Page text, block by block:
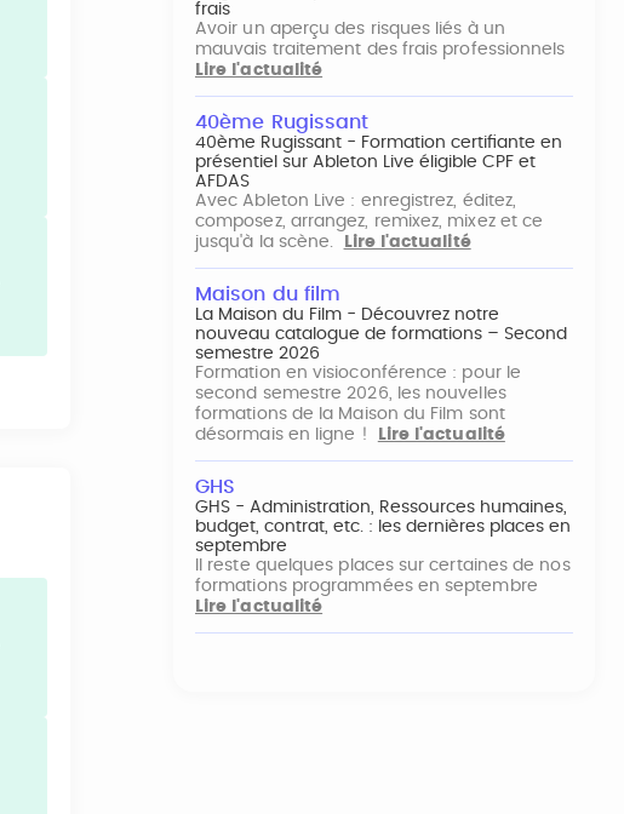
frais
Avoir un aperçu des risques liés à un
mauvais traitement des frais professionnels
Lire l'actualité
40ème Rugissant
40ème Rugissant - Formation certifiante en
présentiel sur Ableton Live éligible CPF et
AFDAS
Avec Ableton Live : enregistrez, éditez,
composez, arrangez, remixez, mixez et ce
jusqu'à la scène.
Lire l'actualité
Maison du film
La Maison du Film - Découvrez notre
nouveau catalogue de formations – Second
semestre 2026
Formation en visioconférence : pour le
second semestre 2026, les nouvelles
formations de la Maison du Film sont
désormais en ligne !
Lire l'actualité
GHS
GHS - Administration, Ressources humaines,
budget, contrat, etc. : les dernières places en
septembre
Il reste quelques places sur certaines de nos
formations programmées en septembre
Lire l'actualité